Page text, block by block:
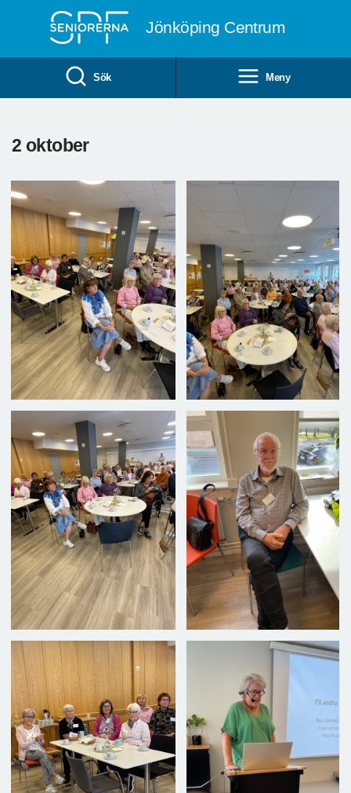
Jönköping Centrum
Sök Meny
2 oktober